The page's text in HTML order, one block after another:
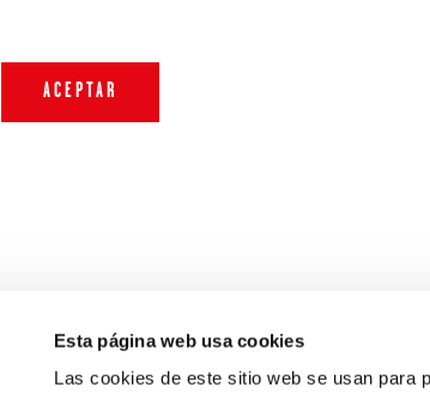
Esta página web usa cookies
Las cookies de este sitio web se usan para